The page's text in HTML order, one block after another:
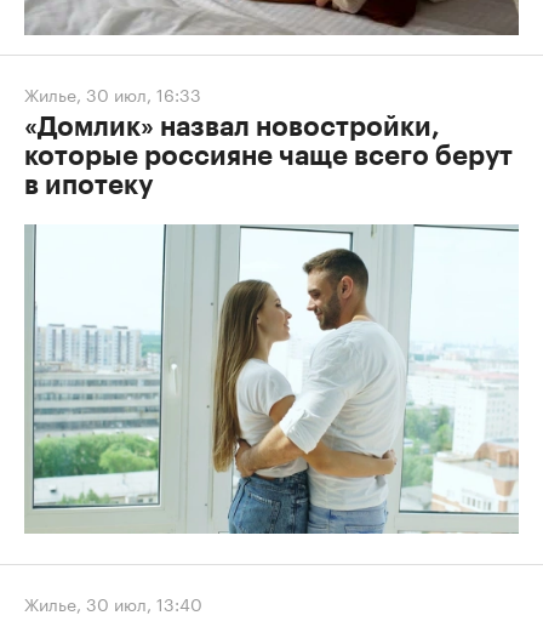
Жилье, 30 июл, 16:33
«Домлик» назвал новостройки,
которые россияне чаще всего берут
в ипотеку
Жилье, 30 июл, 13:40